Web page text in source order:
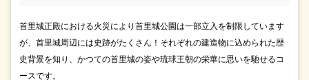
首里城正殿における火災により首里城公園は一部立入を制限しています
が、首里城周辺には史跡がたくさん！それぞれの建造物に込められた歴
史背景を知り、かつての首里城の姿や琉球王朝の栄華に思いを馳せるコ
ースです。